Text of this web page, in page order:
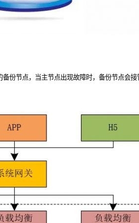
份节点，当主节点出现故障时，备份节点会